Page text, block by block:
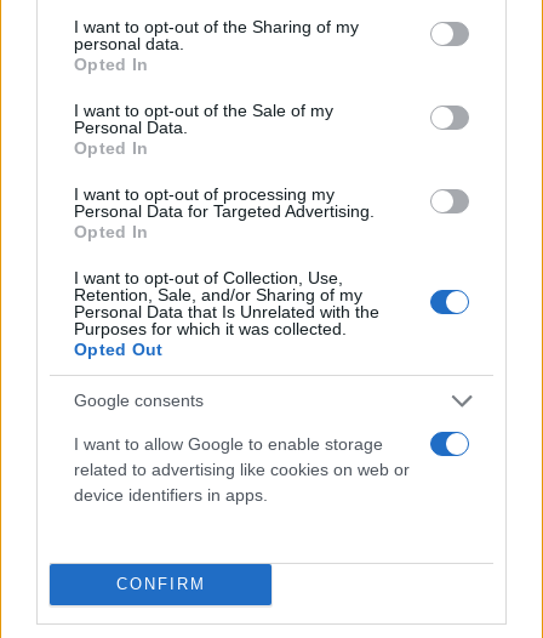
not limited to your visit or usage behaviour. You may click to
grant or deny consent to Google and its third-party tags to
use your data for below specified purposes in below Google
consent section.
I want to opt-out of the Sharing of my
personal data.
Opted In
I want to opt-out of the Sale of my
Personal Data.
Opted In
I want to opt-out of processing my
Personal Data for Targeted Advertising.
Opted In
I want to opt-out of Collection, Use,
Retention, Sale, and/or Sharing of my
Personal Data that Is Unrelated with the
Purposes for which it was collected.
Opted Out
Google consents
I want to allow Google to enable storage
related to advertising like cookies on web or
device identifiers in apps.
CONFIRM
9. Αλέξης Αλεξόπουλος, Πρόεδρος του Πανελλήνιου
10. Μάρω Θεοδωράκη, Μουσικός.
11. Απόστολος Ασλανίδης, Μηχανολόγος
Μηχανικός και Μέλος στο ΔΣ του ΕΒΕΑ.
12. Νικολέτα Καρρά, Ηθοποιός.
13. Χάρης Περδίκης, Πρόεδρος Ομοσπονδίας των
Σωματείων Ελλήνων. Καλαθοσφαιριστών με
αμαξίδιο.
15. Σταυρούλα Κοντόγγονα, Άνεργη - μέλος